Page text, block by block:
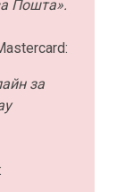
Пошта».
за